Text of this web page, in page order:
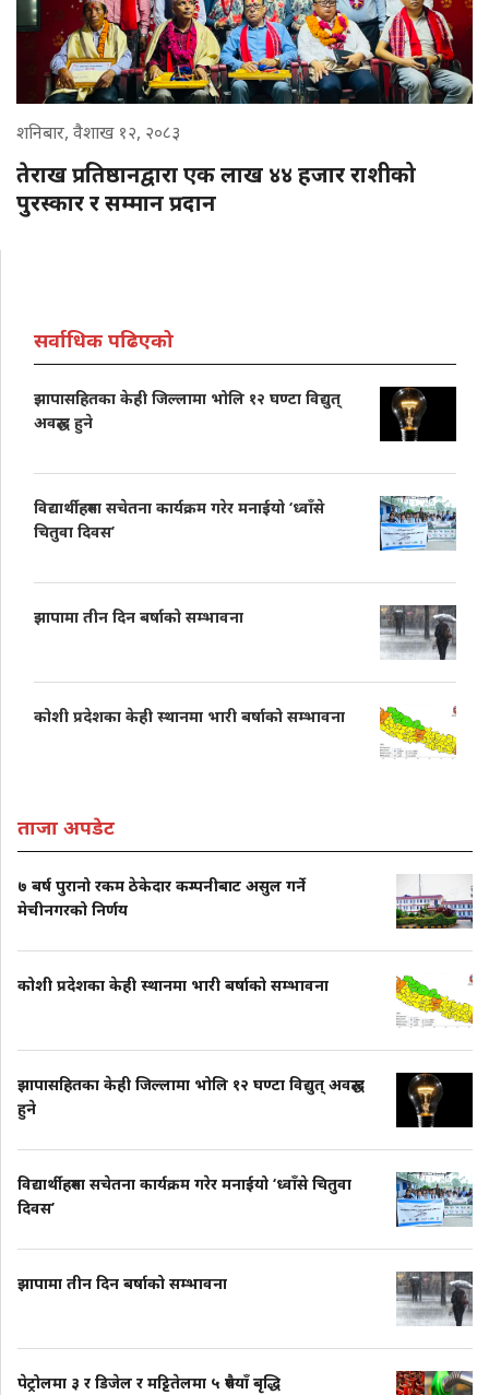
शनिबार, वैशाख १२, २०८३
तेराख प्रतिष्ठानद्वारा एक लाख ४४ हजार राशीको
पुरस्कार र सम्मान प्रदान
सर्वाधिक पढिएको
झापासहितका केही जिल्लामा भोलि १२ घण्टा विद्युत्
अवरुद्ध हुने
विद्यार्थीहरुमा सचेतना कार्यक्रम गरेर मनाईयो ‘ध्वाँसे
चितुवा दिवस’
झापामा तीन दिन बर्षाको सम्भावना
कोशी प्रदेशका केही स्थानमा भारी बर्षाको सम्भावना
ताजा अपडेट
७ बर्ष पुरानो रकम ठेकेदार कम्पनीबाट असुल गर्ने
मेचीनगरको निर्णय
कोशी प्रदेशका केही स्थानमा भारी बर्षाको सम्भावना
झापासहितका केही जिल्लामा भोलि १२ घण्टा विद्युत् अवरुद्ध
हुने
विद्यार्थीहरुमा सचेतना कार्यक्रम गरेर मनाईयो ‘ध्वाँसे चितुवा
दिवस’
झापामा तीन दिन बर्षाको सम्भावना
पेट्रोलमा ३ र डिजेल र मट्टितेलमा ५ रुपैयाँ बृद्धि